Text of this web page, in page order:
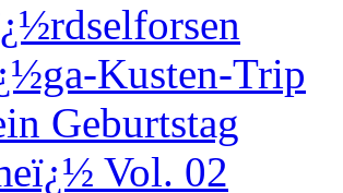
Kusten-Trip
Geburtstag
Vol. 02